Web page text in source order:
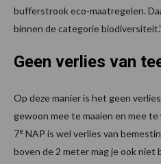
bufferstrook eco-maatregelen.
binnen de categorie biodiversiteit.”
Geen verlies van
Op deze manier is het geen
gewoon mee te maaien en mee
7e NAP is wel verlies van
boven de 2 meter mag je ook niet